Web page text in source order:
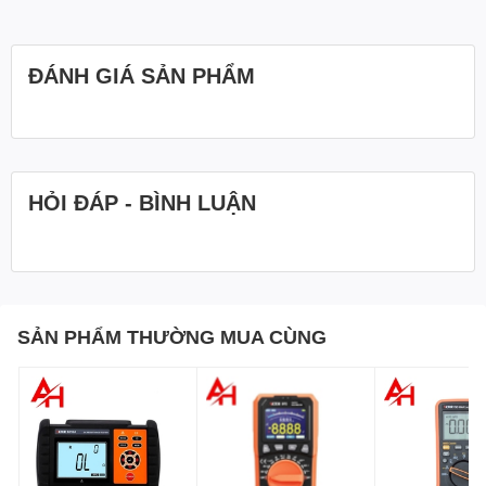
Sieuthidoluong.vn là Nhà phân phối sản phẩm
Điện điện trở đất Victor 4105Achính thức tại TP. Hồ Chí
trở đất
phục vụ cho mọi nhu cầu công việc. Sản phẩm đảm
bảo chất lượng, chính hãng và giá tốt.
IEUTHIDOLUONG.VN- CHUYÊN
ĐÁNH GIÁ SẢN PHẨM
HỎI ĐÁP - BÌNH LUẬN
SẢN PHẨM THƯỜNG MUA CÙNG